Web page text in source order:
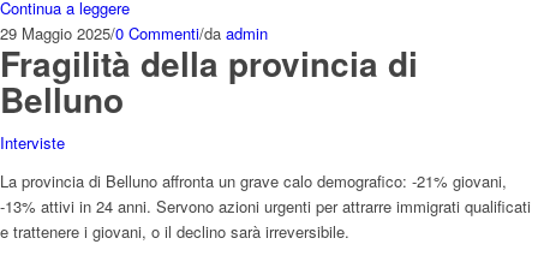
Continua a leggere
29 Maggio 2025/0 Commenti/da admin
Fragilità della provincia di
Belluno
Interviste
La provincia di Belluno affronta un grave calo demografico: -21% giovani,
-13% attivi in 24 anni. Servono azioni urgenti per attrarre immigrati qualificati
e trattenere i giovani, o il declino sarà irreversibile.